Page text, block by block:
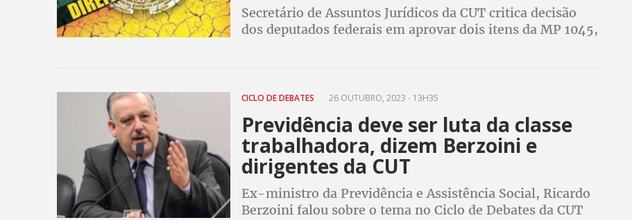
Secretário de Assuntos Jurídicos da CUT critica decisão
dos deputados federais em aprovar dois itens da MP 1045,
CICLO DE DEBATES 26 OUTUBRO, 2023 - 13H35
Previdência deve ser luta da classe
trabalhadora, dizem Berzoini e
dirigentes da CUT
Ex-ministro da Previdência e Assistência Social, Ricardo
Berzoini falou sobre o tema no Ciclo de Debates da CUT